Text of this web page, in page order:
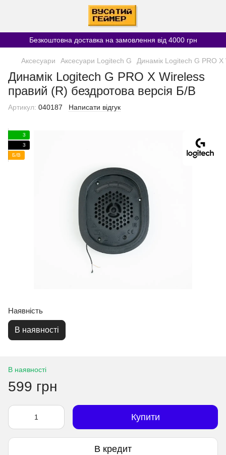
Безкоштовна доставка на замовлення від 4000 грн
Аксесуари Аксесуари Logitech G Динамік Logitech G PRO
Динамік Logitech G PRO X Wireless
правий (R) бездротова версія Б/В
Артикул: 040187 Написати відгук
3
3
Б/В
Наявність
В наявності
В наявності
599 грн
Купити
В кредит